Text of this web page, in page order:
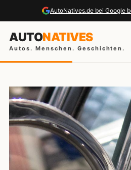
AutoNatives.de bei Google
AUTONATIVES
Autos. Menschen. Geschichten.